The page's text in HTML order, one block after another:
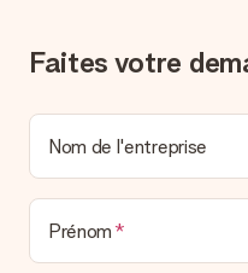
Comment ajouter une
En cliquant sur le bouton
fois dans le panier, vous
cadeau. Vous pouvez y
l’heureux destinataire
Mon cadeau est-il livré
Faites votre
Nom de l'entreprise
Prénom